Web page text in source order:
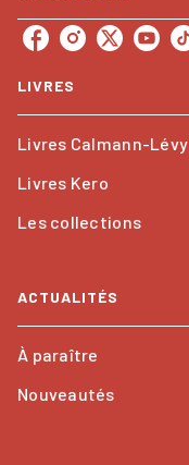
LIVRES
Livres Calmann-Lévy
Livres Kero
Les collections
ACTUALITÉS
À paraître
Nouveautés